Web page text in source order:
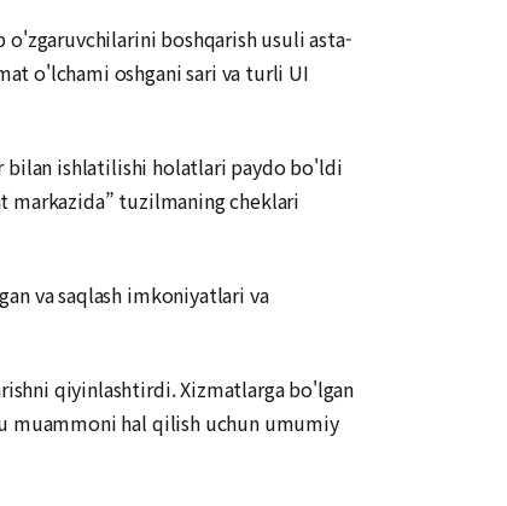
boshqarish usuli asta-
o'lchami oshgani sari va turli UI
bilan ishlatilishi holatlari paydo bo'ldi
markazida” tuzilmaning cheklari
va saqlash imkoniyatlari va
qiyinlashtirdi. Xizmatlarga bo'lgan
muammoni hal qilish uchun umumiy